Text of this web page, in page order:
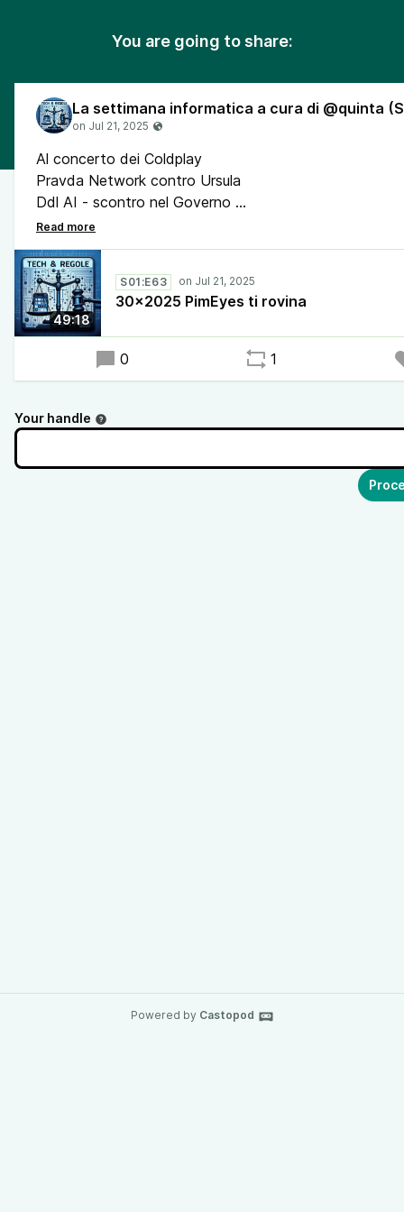
You are going to share:
Al concerto dei Coldplay
Pravda Network contro Ursula
Ddl AI - scontro nel Governo
Cambridge Analytica - the end
App della settimana Delta.Chat
Microsoft non garantisce
WA, Telegram e Piantedosi
AI - ordine esecutivo di Trump
Il biglietto aereo e l'AI
IO e la Carta d'identità
49:18
S01:E63
30x2025 PimEyes ti rovina
0 1
Your handle
Powered by Castopod